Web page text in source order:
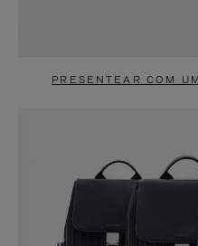
PRESENTEAR COM